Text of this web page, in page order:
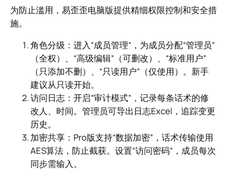
为防止滥用，易歪歪电脑版提供精细权限控制和安全措
施。
角色分级：进入“成员管理”，为成员分配“管理员”
（全权）、“高级编辑”（可删改）、“标准用户”
（只添加不删）、“只读用户”（仅使用）。新手
建议从只读开始。
访问日志：开启“审计模式”，记录每条话术的修
改人、时间。管理员可导出日志Excel，追踪变更
历史。
加密共享：Pro版支持“数据加密”，话术传输使用
AES算法，防止截获。设置“访问密码”，成员每次
同步需输入。